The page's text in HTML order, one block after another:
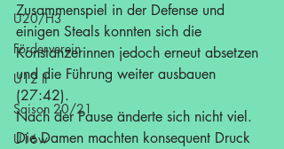
U20/H3
Förderverein
U12 II
Saison 20/21
U16w
Zusammenspiel in der Defense und
einigen Steals konnten sich die
Konstanzerinnen jedoch erneut absetzen
und die Führung weiter ausbauen
(27:42).
Nach der Pause änderte sich nicht viel.
Die Damen machten konsequent Druck